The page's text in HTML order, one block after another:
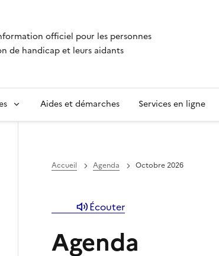
officiel pour les personnes
de handicap et leurs aidants
Aides et démarches Services en ligne
Accueil Agenda Octobre 2026
Écouter
Agenda